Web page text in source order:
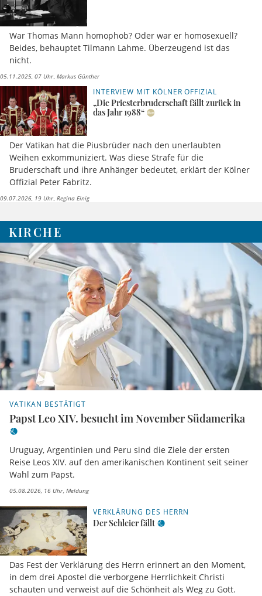
War Thomas Mann homophob? Oder war er homosexuell?
Beides, behauptet Tilmann Lahme. Überzeugend ist das
nicht.
05.11.2025, 07 Uhr Markus Günther
INTERVIEW MIT KÖLNER OFFIZIAL
„Die Priesterbruderschaft fällt zurück in
das Jahr 1988“
Der Vatikan hat die Piusbrüder nach den unerlaubten
Weihen exkommuniziert. Was diese Strafe für die
Bruderschaft und ihre Anhänger bedeutet, erklärt der Kölner
Offizial Peter Fabritz.
09.07.2026, 19 Uhr Regina Einig
KIRCHE
VATIKAN BESTÄTIGT
Papst Leo XIV. besucht im November Südamerika
Uruguay, Argentinien und Peru sind die Ziele der ersten
Reise Leos XIV. auf den amerikanischen Kontinent seit seiner
Wahl zum Papst.
05.08.2026, 16 Uhr Meldung
VERKLÄRUNG DES HERRN
Der Schleier fällt
Das Fest der Verklärung des Herrn erinnert an den Moment,
in dem drei Apostel die verborgene Herrlichkeit Christi
schauten und verweist auf die Schönheit als Weg zu Gott.